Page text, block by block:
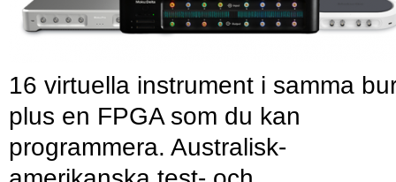
16 virtuella instrument i samma
plus en FPGA som du kan
programmera. Australisk-